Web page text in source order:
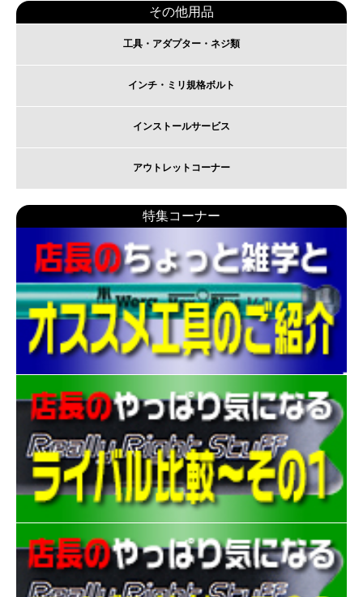
その他用品
工具・アダプター・ネジ類
インチ・ミリ規格ボルト
インストールサービス
アウトレットコーナー
特集コーナー